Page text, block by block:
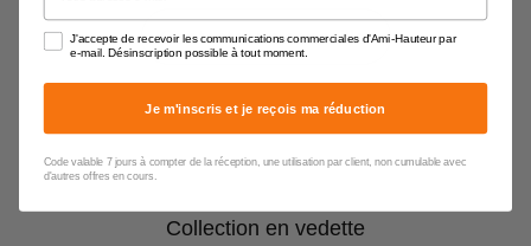
Contacter un conseiller
Collection en vedette
J'accepte de recevoir les communications commerciales d'Ami-Hauteur par
e-mail. Désinscription possible à tout moment.
Je m'inscris et je reçois ma réduction
Code valable 7 jours à compter de la réception, une utilisation par client, non cumulable avec
d'autres offres en cours.